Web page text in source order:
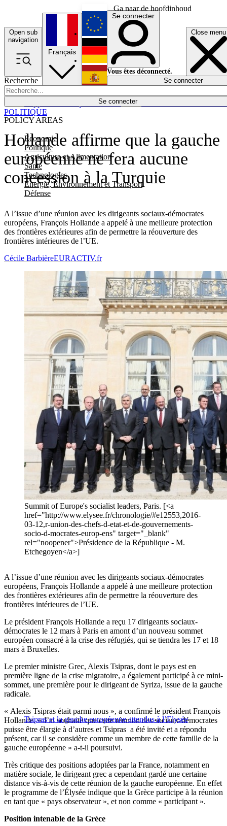
Ga naar de hoofdinhoud
Open sub
navigation
Close menu
Recherche
Se connecter
POLICY AREAS
Economie
Politique
Agriculture et Alimentation
Santé
Technologies
Energie, Environnement et Transport
Défense
Économie
Français
English
Deutsch
Español
Se connecter
Vous êtes déconnecté.
Se connecter
Hollande affirme que la gauche
européenne ne fera aucune
concession à la Turquie
A l’issue d’une réunion avec les dirigeants sociaux-démocrates
européens, François Hollande a appelé à une meilleure protection
des frontières extérieures afin de permettre la réouverture des
frontières intérieures de l’UE.
POLITIQUE
Cécile BarbièreEURACTIV.fr
Summit of Europe's socialist leaders, Paris. [<a
href="http://www.elysee.fr/chronologie/#e12553,2016-
03-12,r-union-des-chefs-d-etat-et-de-gouvernements-
socio-d-mocrates-europ-ens" target="_blank"
rel="noopener">Présidence de la République - M.
Etchegoyen</a>]
A l’issue d’une réunion avec les dirigeants sociaux-démocrates
européens, François Hollande a appelé à une meilleure protection
des frontières extérieures afin de permettre la réouverture des
frontières intérieures de l’UE.
Le président François Hollande a reçu 17 dirigeants sociaux-
démocrates le 12 mars à Paris en amont d’un nouveau sommet
européen consacré à la crise des réfugiés, qui se tiendra les 17 et 18
mars à Bruxelles.
Le premier ministre Grec, Alexis Tsipras, dont le pays est en
première ligne de la crise migratoire, a également participé à ce mini-
sommet, une première pour le dirigeant de Syriza, issue de la gauche
radicale.
Tsipras et la gauche européenne attendus à l’Elysée
« Alexis Tsipras était parmi nous », a confirmé le président François
Hollande. « J’ai souhaité que cette réunion des sociaux-démocrates
puisse être élargie à d’autres et Tsipras a été invité et a répondu
présent, car il se considère comme un membre de cette famille de la
gauche européenne » a-t-il poursuivi.
Très critique des positions adoptées par la France, notamment en
matière sociale, le dirigeant grec a cependant gardé une certaine
distance vis-à-vis de cette réunion de la gauche européenne. En effet
le programme de l’Élysée indique que la Grèce participe à la réunion
en tant que « pays observateur », et non comme « participant ».
Position intenable de la Grèce